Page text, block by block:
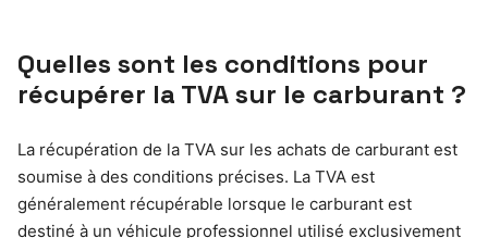
Quelles sont les conditions pour
récupérer la TVA sur le carburant ?
La récupération de la TVA sur les achats de carburant est
soumise à des conditions précises. La TVA est
généralement récupérable lorsque le carburant est
destiné à un véhicule professionnel utilisé exclusivement